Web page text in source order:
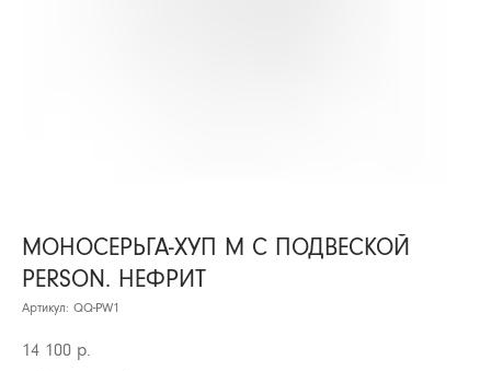
МОНОСЕРЬГА-ХУП М С ПОДВЕСКОЙ
PERSON. НЕФРИТ
Артикул: QQ-PW1
14 100 р.